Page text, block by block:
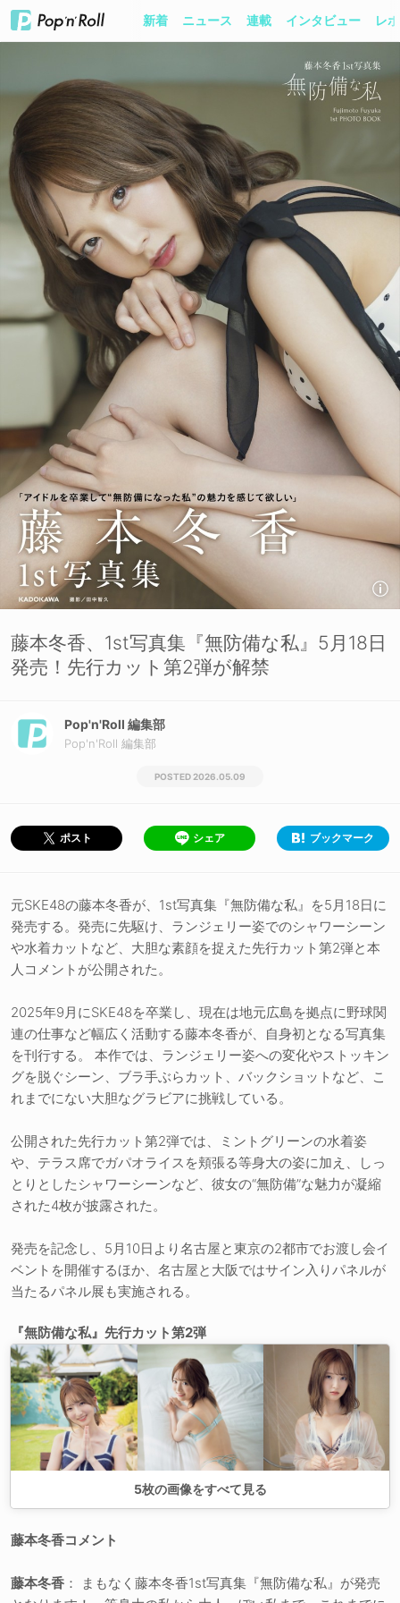
新着 ニュース 連載 インタビュー レ
藤本冬香、1st写真集『無防備な私』5月18日
発売！先行カット第2弾が解禁
Pop'n'Roll 編集部
Pop'n'Roll 編集部
2026.05.09
ポスト シェア ブックマーク
元SKE48の藤本冬香が、1st写真集『無防備な私』を5月18日に
発売する。発売に先駆け、ランジェリー姿でのシャワーシーン
や水着カットなど、大胆な素顔を捉えた先行カット第2弾と本
人コメントが公開された。
2025年9月にSKE48を卒業し、現在は地元広島を拠点に野球関
連の仕事など幅広く活動する藤本冬香が、自身初となる写真集
を刊行する。 本作では、ランジェリー姿への変化やストッキン
グを脱ぐシーン、ブラ手ぶらカット、バックショットなど、こ
れまでにない大胆なグラビアに挑戦している。
公開された先行カット第2弾では、ミントグリーンの水着姿
や、テラス席でガパオライスを頬張る等身大の姿に加え、しっ
とりとしたシャワーシーンなど、彼女の“無防備”な魅力が凝縮
された4枚が披露された。
発売を記念し、5月10日より名古屋と東京の2都市でお渡し会イ
ベントを開催するほか、名古屋と大阪ではサイン入りパネルが
当たるパネル展も実施される。
『無防備な私』先行カット第2弾
5枚の画像をすべて見る
藤本冬香コメント
藤本冬香 ： まもなく藤本冬香1st写真集『無防備な私』が発売